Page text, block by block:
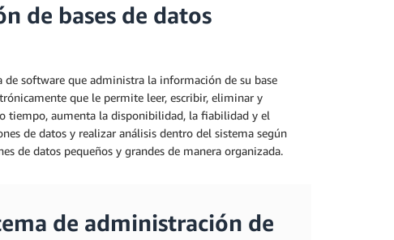
de bases de datos
de software que administra la información de su base
que le permite leer, escribir, eliminar y
tiempo, aumenta la disponibilidad, la fiabilidad y el
de datos y realizar análisis dentro del sistema según
de datos pequeños y grandes de manera organizada.
de administración de